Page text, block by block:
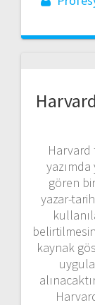
Harvard
gören
yazar-
kaynak